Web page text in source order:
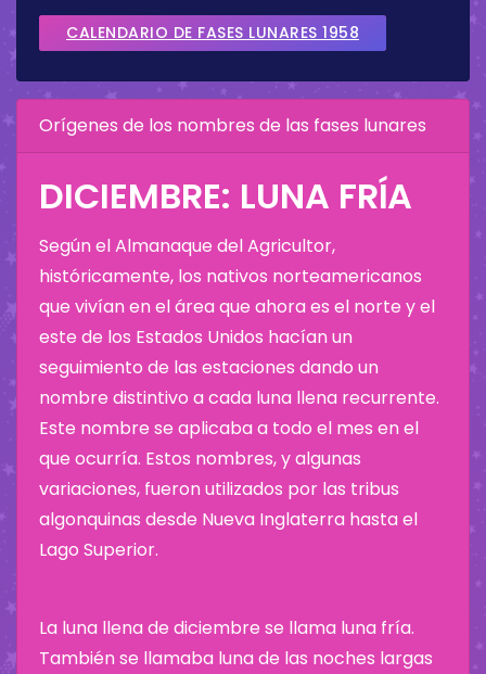
CALENDARIO DE FASES LUNARES 1958
Orígenes de los nombres de las fases lunares
DICIEMBRE: LUNA FRÍA
Según el Almanaque del Agricultor,
históricamente, los nativos norteamericanos
que vivían en el área que ahora es el norte y el
este de los Estados Unidos hacían un
seguimiento de las estaciones dando un
nombre distintivo a cada luna llena recurrente.
Este nombre se aplicaba a todo el mes en el
que ocurría. Estos nombres, y algunas
variaciones, fueron utilizados por las tribus
algonquinas desde Nueva Inglaterra hasta el
Lago Superior.
La luna llena de diciembre se llama luna fría.
También se llamaba luna de las noches largas